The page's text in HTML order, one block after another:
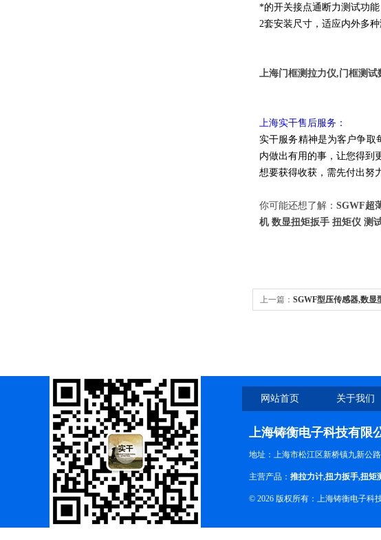
*的开关接点通断力测试功能
2套安装尺寸，适应内外多
上海门框测拉力仪,门框测试
上海实干售后服务：
实干服务精神是为客户争取
内做出有用的事，让您得到
想要获得收获，需先付出努
你可能还想了解： SGWF超
机 数显扭矩扳手 扭矩仪 测
上一篇： SGWF型压传感器,数显
网站首页 关于我们
上海铸衡电子科技有限
地址：上海市松江区新桥镇九新公
主营产品： 推拉力计,扭力扳手,扭矩
© 2026 版权所有：上海铸衡电子科